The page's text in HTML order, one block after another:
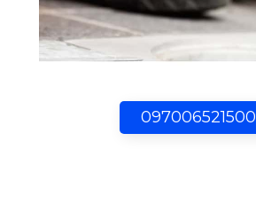
097006521500